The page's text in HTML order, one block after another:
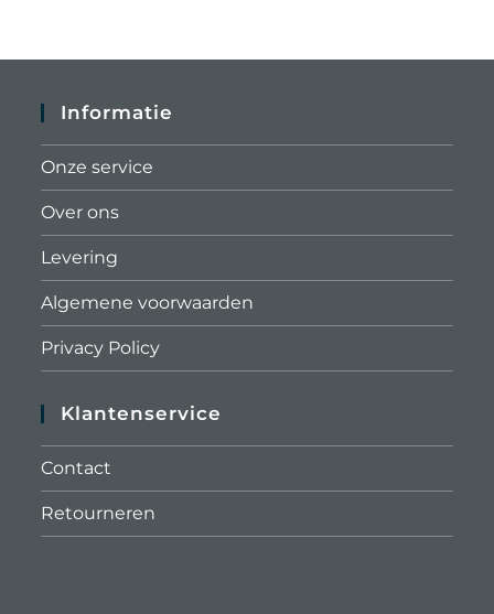
Informatie
Onze service
Over ons
Levering
Algemene voorwaarden
Privacy Policy
Klantenservice
Contact
Retourneren